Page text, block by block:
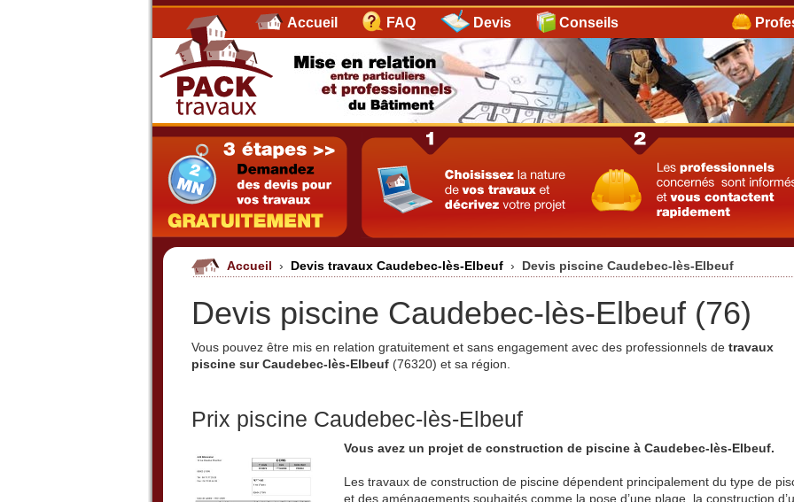
Accueil FAQ Devis Conseils
Accueil › Devis travaux Caudebec-lès-Elbeuf › Devis piscine Caudebec-lès-Elbeuf
Devis piscine Caudebec-lès-Elbeuf (76)
Vous pouvez être mis en relation gratuitement et sans engagement avec des professionnels de travaux
piscine sur Caudebec-lès-Elbeuf (76320) et sa région.
Prix piscine Caudebec-lès-Elbeuf
Vous avez un projet de construction de piscine à Caudebec-lès-Elbeuf.
Les travaux de construction de piscine dépendent principalement du type de
et des aménagements souhaités comme la pose d’une plage, la construction